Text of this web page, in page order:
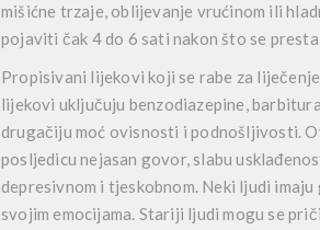
mišićne trzaje, oblijevanje vrućinom ili
pojaviti čak 4 do 6 sati nakon što se
Propisivani lijekovi koji se rabe za
lijekovi uključuju benzodiazepine,
drugačiju moć ovisnosti i podnošljivosti.
posljedicu nejasan govor, slabu
depresivnom i tjeskobnom. Neki ljudi
svojim emocijama. Stariji ljudi mogu se